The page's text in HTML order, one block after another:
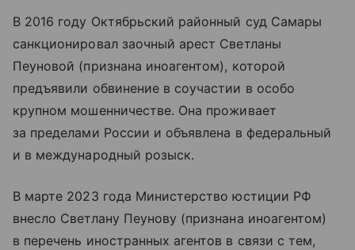
В 2016 году Октябрьский районный суд Самары
санкционировал заочный арест Светланы
Пеуновой (признана иноагентом), которой
предъявили обвинение в соучастии в особо
крупном мошенничестве. Она проживает
за пределами России и объявлена в федеральный
и в международный розыск.
В марте 2023 года Министерство юстиции РФ
внесло Светлану Пеунову (признана иноагентом)
в перечень иностранных агентов в связи с тем,